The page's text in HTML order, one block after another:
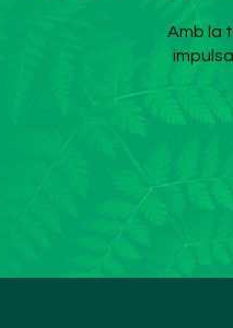
Amb la